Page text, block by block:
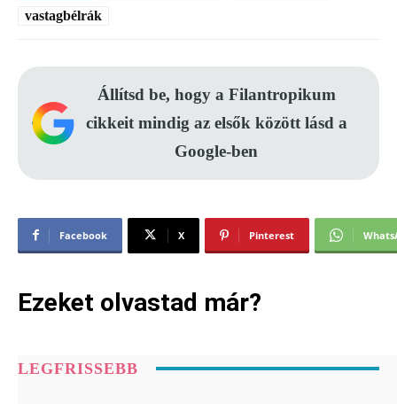
vastagbélrák
Állítsd be, hogy a Filantropikum
cikkeit mindig az elsők között lásd a
Google-ben
Facebook X Pinterest
Ezeket olvastad már?
LEGFRISSEBB